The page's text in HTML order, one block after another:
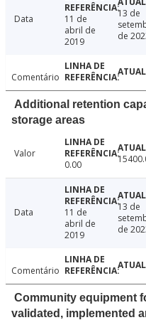
Data
11 de
abril de
2019
13 de
de
Comentário
Additional retention
storage areas
Valor
0.00
Data
11 de
abril de
2019
13 de
de
Comentário
Community equipment
validated, implemented